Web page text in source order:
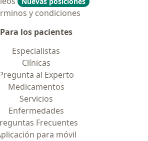
y condiciones
Para los pacientes
Especialistas
Clínicas
al Experto
Medicamentos
Servicios
Enfermedades
Frecuentes
para móvil